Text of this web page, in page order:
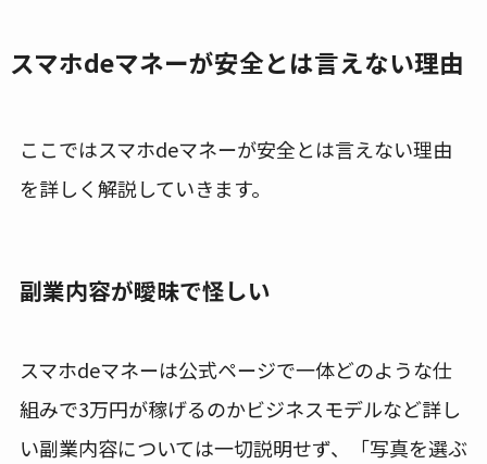
スマホdeマネーが安全とは言えない理由
ここではスマホdeマネーが安全とは言えない理由
を詳しく解説していきます。
副業内容が曖昧で怪しい
スマホdeマネーは公式ページで一体どのような仕
組みで3万円が稼げるのかビジネスモデルなど詳し
い副業内容については一切説明せず、「写真を選ぶ